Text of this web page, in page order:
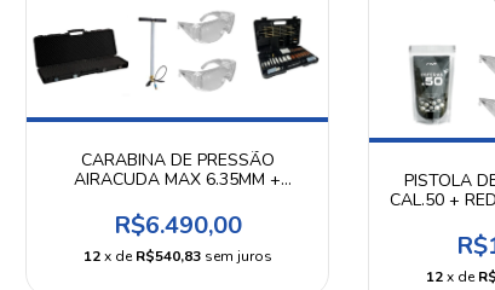
CARABINA DE PRESSÃO
AIRACUDA MAX 6.35MM +
ACESSÓRIOS
R$6.490,00
12 x deR$540,83 sem juros
PISTOLA
CAL.50 +
12 x de